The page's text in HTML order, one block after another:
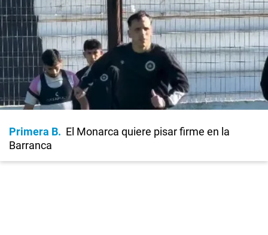
Primera B
El Monarca quiere pisar firme en la
Barranca